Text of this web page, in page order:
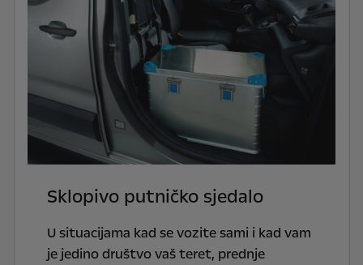
Sklopivo putničko sjedalo
U situacijama kad se vozite sami i kad vam
je jedino društvo vaš teret, prednje